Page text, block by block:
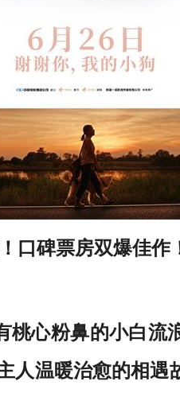
口碑票房双爆佳作
心粉鼻的小白流
人温暖治愈的相遇